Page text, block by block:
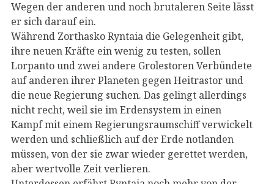
Wegen der anderen und noch brutaleren Seite lässt
er sich darauf ein.
Während Zorthasko Ryntaia die Gelegenheit gibt,
ihre neuen Kräfte ein wenig zu testen, sollen
Lorpanto und zwei andere Grolestoren Verbündete
auf anderen ihrer Planeten gegen Heitrastor und
die neue Regierung suchen. Das gelingt allerdings
nicht recht, weil sie im Erdensystem in einen
Kampf mit einem Regierungsraumschiff verwickelt
werden und schließlich auf der Erde notlanden
müssen, von der sie zwar wieder gerettet werden,
aber wertvolle Zeit verlieren.